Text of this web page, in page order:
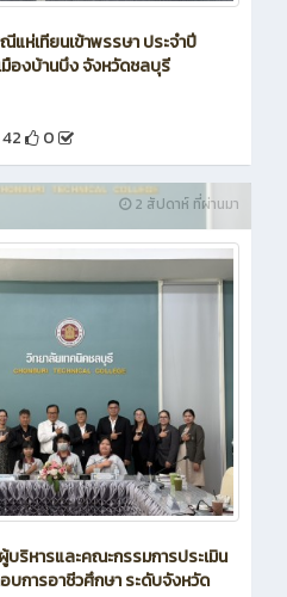
แห่เทียนเข้าพรรษา ประจำปี
องบ้านบึง จังหวัดชลบุรี
42 0
2 สัปดาห์ ที่ผ่านมา
ริหารและคณะกรรมการประเมิน
บการอาชีวศึกษา ระดับจังหวัด